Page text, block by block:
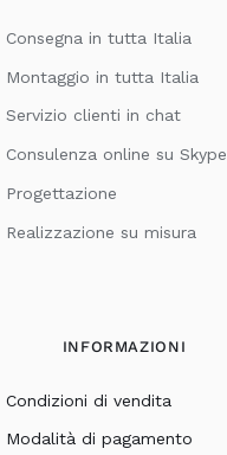
Consegna in tutta Italia
Montaggio in tutta Italia
Servizio clienti in chat
Consulenza online su Skype
Progettazione
Realizzazione su misura
INFORMAZIONI
Condizioni di vendita
Modalità di pagamento